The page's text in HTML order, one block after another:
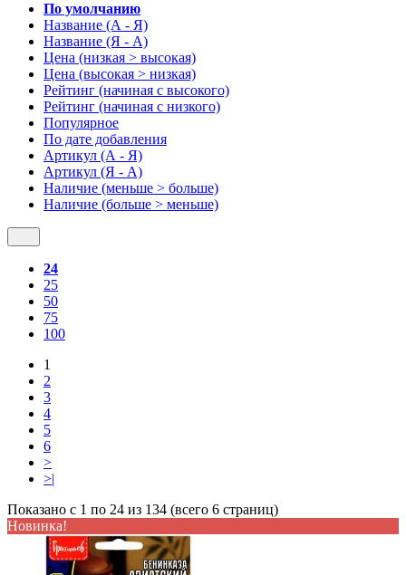
По умолчанию
Название (А - Я)
Название (Я - А)
Цена (низкая > высокая)
Цена (высокая > низкая)
Рейтинг (начиная с высокого)
Рейтинг (начиная с низкого)
Популярное
По дате добавления
Артикул (А - Я)
Артикул (Я - А)
Наличие (меньше > больше)
Наличие (больше > меньше)
24
25
50
75
100
1
2
3
4
5
6
>
>|
Показано с 1 по 24 из 134 (всего 6 страниц)
Новинка!